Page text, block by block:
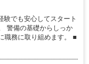
でも安心してスタート
警備の基礎からしっか
職務に取り組めます。 ■